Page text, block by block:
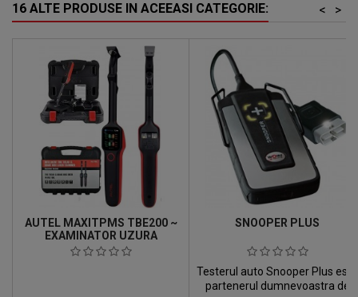
16 ALTE PRODUSE IN ACEEASI CATEGORIE: >
<
AUTEL MAXITPMS TBE200 ~
EXAMINATOR UZURA
ANVELOPE
SNOOPER PLUS
Testerul auto Snooper Plus este
partenerul dumnevoastra de